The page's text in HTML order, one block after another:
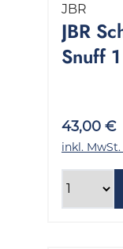
JBR
JBR
Snuff
43,00 €
inkl.